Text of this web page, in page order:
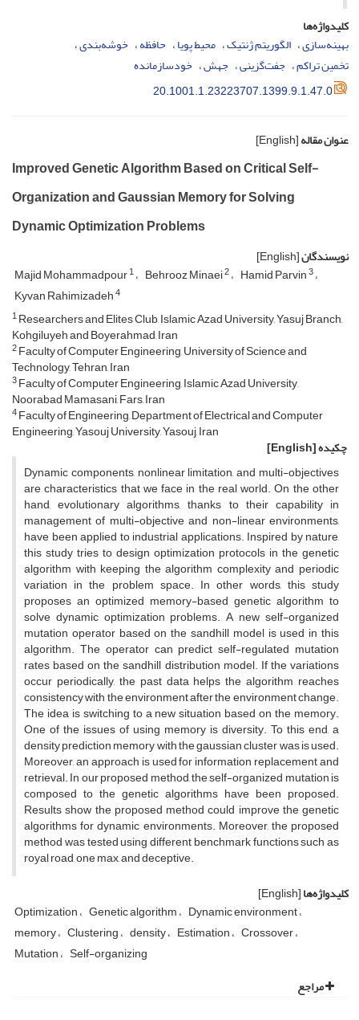
کلیدواژه‌ها
بهینه‌سازی الگوریتم ژنتیک محیط پویا حافظه خوشه‌بندی
تخمین تراکم جفت‌گزینی جهش خودسازمانده
20.1001.1.23223707.1399.9.1.47.0
عنوان مقاله[English]
Improved Genetic Algorithm Based on Critical Self-
Organization and Gaussian Memory for Solving
Dynamic Optimization Problems
نویسندگان[English]
Majid Mohammadpour1 Behrooz Minaei2 Hamid Parvin3
Kyvan Rahimizadeh4
1Researchers and Elites Club, Islamic Azad University, Yasuj Branch,
Kohgiluyeh and Boyerahmad, Iran
2Faculty of Computer Engineering, University of Science and
Technology, Tehran, Iran
3Faculty of Computer Engineering, Islamic Azad University,
Noorabad Mamasani, Fars, Iran
4Faculty of Engineering, Department of Electrical and Computer
Engineering, Yasouj University, Yasouj, Iran
چکیده[English]
Dynamic components, nonlinear limitation, and multi-objectives
are characteristics that we face in the real world. On the other
hand, evolutionary algorithms, thanks to their capability in
management of multi-objective and non-linear environments,
have been applied to industrial applications. Inspired by nature,
this study tries to design optimization protocols in the genetic
algorithm with keeping the algorithm complexity and periodic
variation in the problem space. In other words, this study
proposes an optimized memory-based genetic algorithm to
solve dynamic optimization problems. A new self-organized
mutation operator based on the sandhill model is used in this
algorithm. The operator can predict self-regulated mutation
rates based on the sandhill distribution model. If the variations
occur periodically, the past data helps the algorithm reaches
consistency with the environment after the environment change.
The idea is switching to a new situation based on the memory.
One of the issues of using memory is diversity. To this end, a
density prediction memory with the gaussian cluster was is used.
Moreover, an approach is used for information replacement and
retrieval. In our proposed method, the self-organized mutation is
composed to the genetic algorithms have been proposed.
Results show the proposed method could improve the genetic
algorithms for dynamic environments. Moreover, the proposed
method was tested using different benchmark functions such as
royal road, one max, and deceptive.
کلیدواژه‌ها[English]
Optimization Genetic algorithm Dynamic environment
memory Clustering density Estimation Crossover
Mutation Self-organizing
مراجع